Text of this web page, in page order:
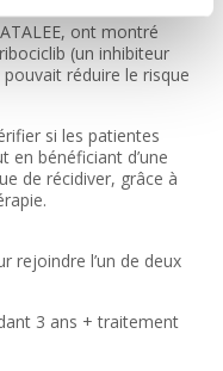
ont montré
(un inhibiteur
réduire le risque
si les patientes
bénéficiant d’une
de récidiver, grâce à
rejoindre l’un de deux
3 ans + traitement